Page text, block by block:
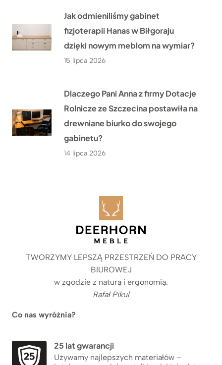
Jak odmieniliśmy gabinet
fizjoterapii Hanas w Biłgoraju
dzięki nowym meblom na wymiar?
15 lipca 2026
Dlaczego Pani Anna z firmy Dotacje
Rolnicze ze Szczecina postawiła na
drewniane biurko do swojego
gabinetu?
14 lipca 2026
TWORZYMY LEPSZĄ PRZESTRZEŃ DO PRACY
BIUROWEJ
w zgodzie z naturą i ergonomią.
Rafał Pikul
Co nas wyróżnia?
25 lat gwarancji
Używamy najlepszych materiałów –